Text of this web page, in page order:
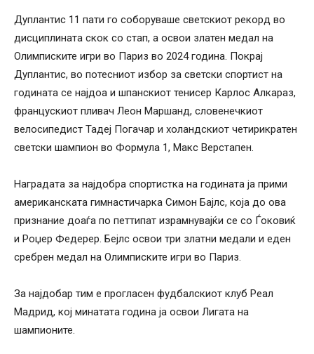
Дуплантис 11 пати го соборуваше светскиот рекорд во
дисциплината скок со стап, а освои златен медал на
Олимписките игри во Париз во 2024 година. Покрај
Дуплантис, во потесниот избор за светски спортист на
годината се најдоа и шпанскиот тенисер Карлос Алкараз,
францускиот пливач Леон Маршанд, словенечкиот
велосипедист Тадеј Погачар и холандскиот четирикратен
светски шампион во Формула 1, Макс Верстапен.
Наградата за најдобра спортистка на годината ја прими
американската гимнастичарка Симон Бaјлс, која до ова
признание доаѓа по петтипат израмнувајќи се со Ѓоковиќ
и Роџер Федерер. Бејлс освои три златни медали и еден
сребрен медал на Олимписките игри во Париз.
За најдобар тим е прогласен фудбалскиот клуб Реал
Мадрид, кој минатата година ја освои Лигата на
шампионите.